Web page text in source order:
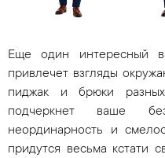
Еще один интересный
привлечет взгляды
пиджак и брюки разных
подчеркнет ваше
неординарность и
придутся весьма кстати